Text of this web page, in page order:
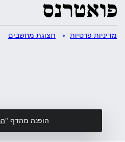
מדיניות פרטיות תצוגת מחשבים
הופנה מהדף "